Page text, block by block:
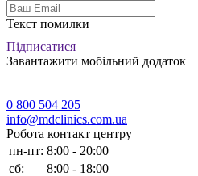
Текст помилки
Підписатися
Завантажити мобільний додаток
0 800 504 205
info@mdclinics.com.ua
Робота контакт центру
пн-пт: 8:00 - 20:00
сб:
8:00 - 18:00